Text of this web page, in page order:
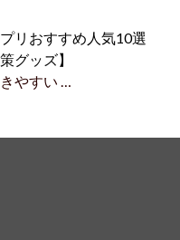
リおすすめ人気10選
グッズ】
やすい …